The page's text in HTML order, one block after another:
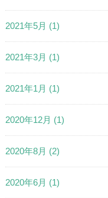
2021年5月 (1)
2021年3月 (1)
2021年1月 (1)
2020年12月 (1)
2020年8月 (2)
2020年6月 (1)